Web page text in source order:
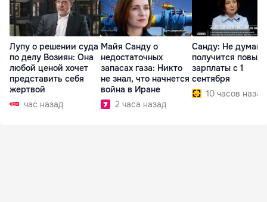
Лупу о решении суда
по делу Возиян: Она
любой ценой хочет
представить себя
жертвой
час назад
Майя Санду о
недостаточных
запасах газа: Никто
не знал, что начнется
война в Иране
2 часа назад
Санду: Не думаю,
получится
зарплаты с 1
сентября
10 часов назад